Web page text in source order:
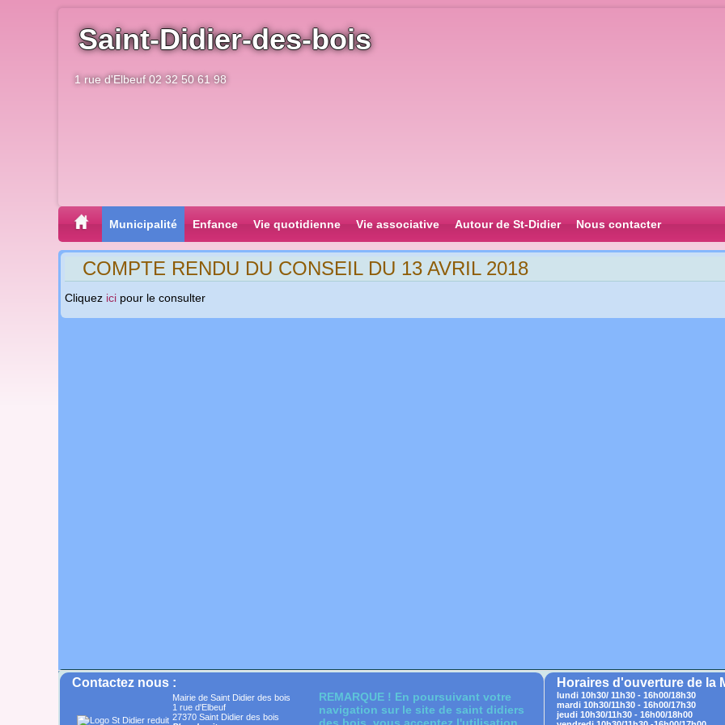
Saint-Didier-des-bois
1 rue d'Elbeuf 02 32 50 61 98
Municipalité Enfance Vie quotidienne Vie associative Autour de St-Didier Nous contacter
COMPTE RENDU DU CONSEIL DU 13 AVRIL 2018
Cliquez ici pour le consulter
Contactez nous :
Mairie de Saint Didier des bois
1 rue d'Elbeuf
27370 Saint Didier des bois
REMARQUE ! En poursuivant votre
navigation sur le site de saint didiers
Horaires d'ouverture de la
lundi 10h30/ 11h30 - 16h00/18h30
mardi 10h30/11h30 - 16h00/17h30
jeudi 10h30/11h30 - 16h00/18h00